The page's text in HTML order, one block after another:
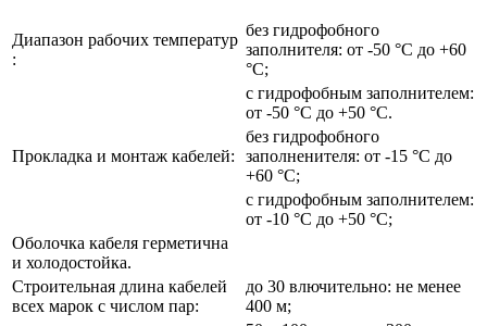
Диапазон рабочих температур
:
без гидрофобного
заполнителя: от -50 °С до +60
°С;
с гидрофобным заполнителем:
от -50 °С до +50 °С.
Прокладка и монтаж кабелей:
без гидрофобного
заполненителя: от -15 °С до
+60 °С;
с гидрофобным заполнителем:
от -10 °С до +50 °С;
Оболочка кабеля герметична
и холодостойка.
Строительная длина кабелей
всех марок с числом пар:
до 30 влючительно: не менее
400 м;